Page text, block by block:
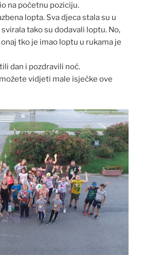
na početnu poziciju.
lopta. Sva djeca stala su u
tako su dodavali loptu. No,
onaj tko je imao loptu u rukama je
dan i pozdravili noć.
vidjeti male isječke ove